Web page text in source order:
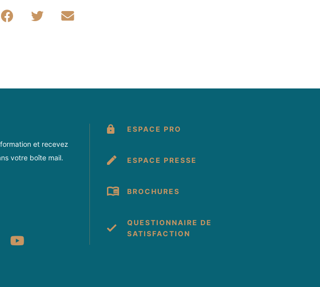
Partager sur Facebook
Partager sur Twitter
Partager par mail
et recevez
votre boîte mail.
nous sur Facebook
nous sur Instagram
Suivez-nous sur Youtube
ESPACE PRO
ESPACE PRESSE
BROCHURES
QUESTIONNAIRE DE
SATISFACTION